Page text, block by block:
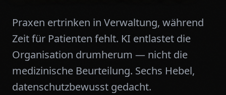
Praxen ertrinken in Verwaltung, während
Zeit für Patienten fehlt. KI entlastet die
Organisation drumherum — nicht die
medizinische Beurteilung. Sechs Hebel,
datenschutzbewusst gedacht.